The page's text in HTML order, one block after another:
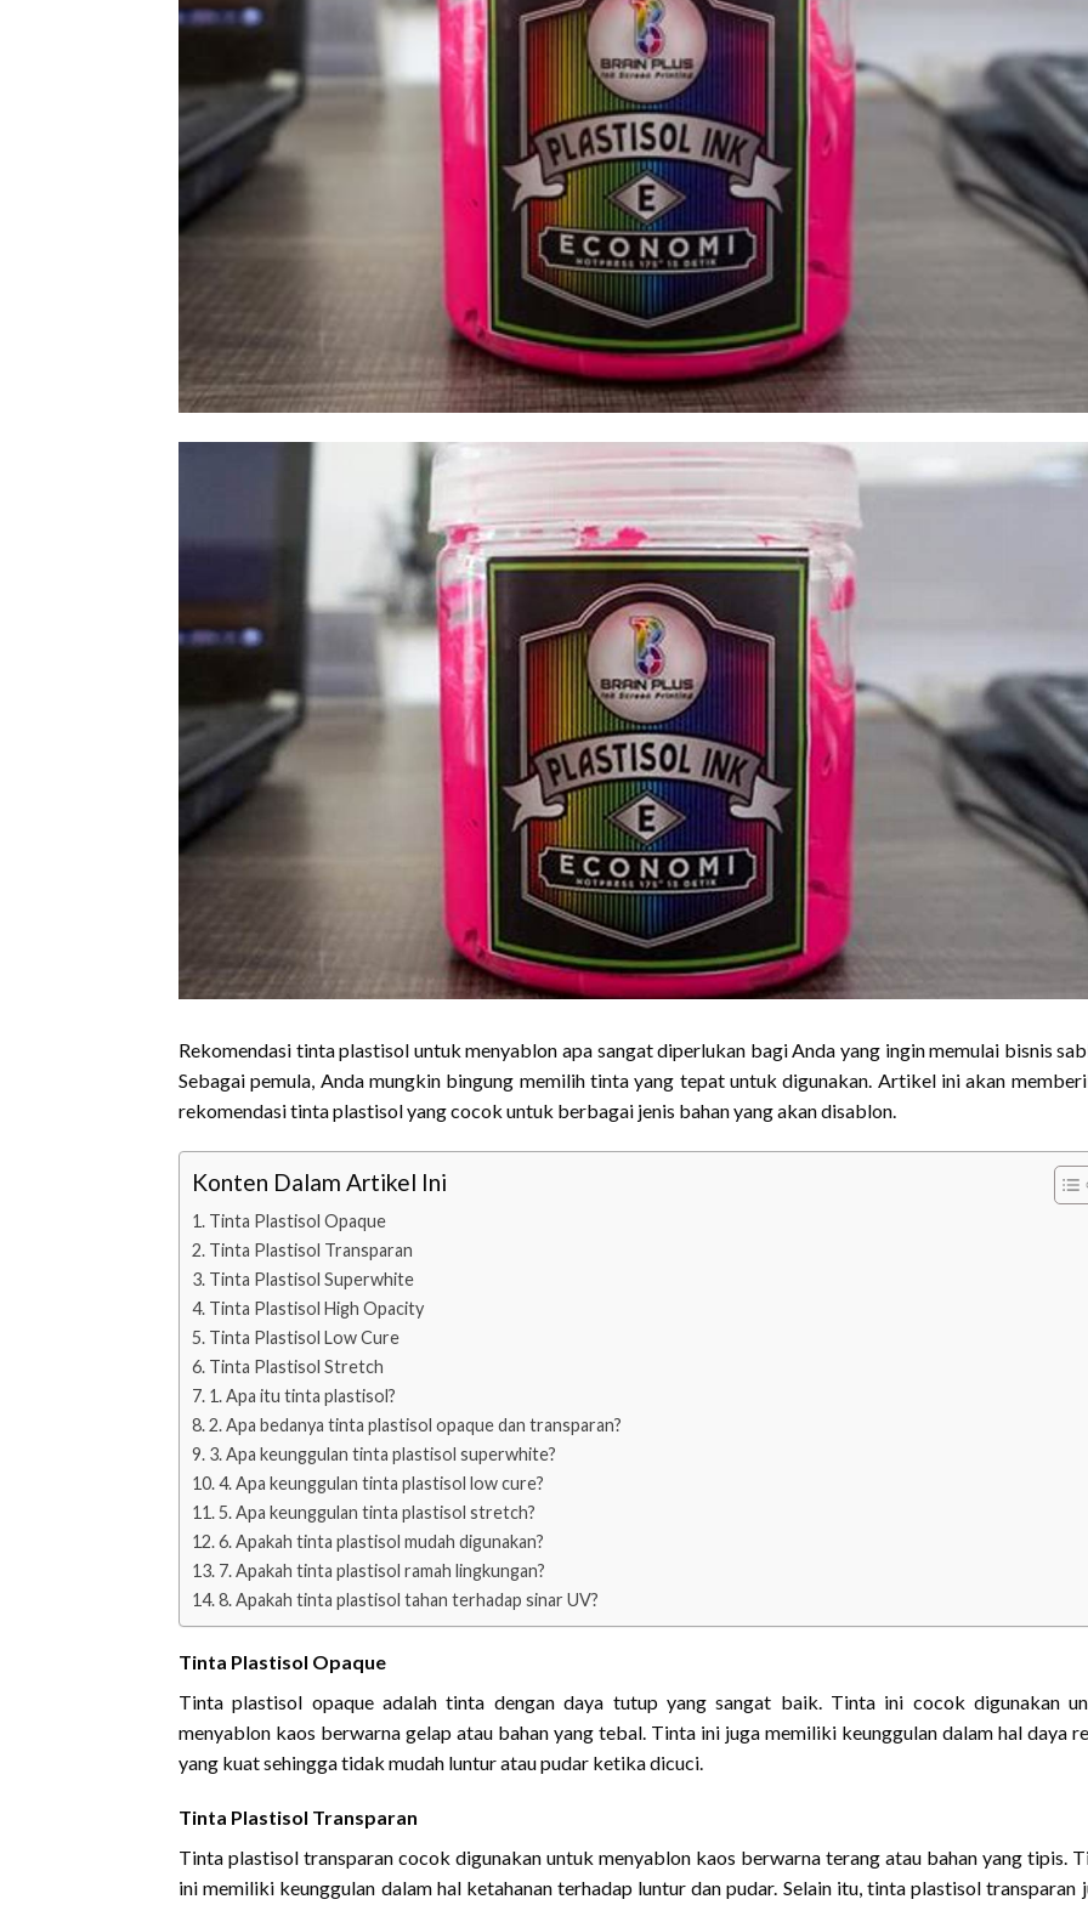
Rekomendasi tinta plastisol untuk menyablon apa sangat diperlukan bagi Anda yang ingin memulai bisnis
Sebagai pemula, Anda mungkin bingung memilih tinta yang tepat untuk digunakan. Artikel ini akan
rekomendasi tinta plastisol yang cocok untuk berbagai jenis bahan yang akan disablon.
Konten Dalam Artikel Ini
Tinta Plastisol Opaque
Tinta Plastisol Transparan
Tinta Plastisol Superwhite
Tinta Plastisol High Opacity
Tinta Plastisol Low Cure
Tinta Plastisol Stretch
1. Apa itu tinta plastisol?
2. Apa bedanya tinta plastisol opaque dan transparan?
3. Apa keunggulan tinta plastisol superwhite?
4. Apa keunggulan tinta plastisol low cure?
5. Apa keunggulan tinta plastisol stretch?
6. Apakah tinta plastisol mudah digunakan?
7. Apakah tinta plastisol ramah lingkungan?
8. Apakah tinta plastisol tahan terhadap sinar UV?
Tinta Plastisol Opaque
Tinta plastisol opaque adalah tinta dengan daya tutup yang sangat baik. Tinta ini cocok digunakan
menyablon kaos berwarna gelap atau bahan yang tebal. Tinta ini juga memiliki keunggulan dalam hal daya
yang kuat sehingga tidak mudah luntur atau pudar ketika dicuci.
Tinta Plastisol Transparan
Tinta plastisol transparan cocok digunakan untuk menyablon kaos berwarna terang atau bahan yang tipis.
ini memiliki keunggulan dalam hal ketahanan terhadap luntur dan pudar. Selain itu, tinta plastisol transparan